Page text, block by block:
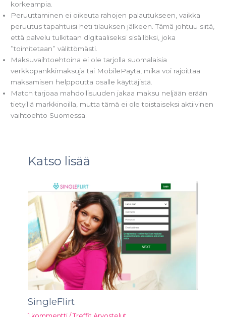
korkeampia.
Peruuttaminen ei oikeuta rahojen palautukseen, vaikka
peruutus tapahtuisi heti tilauksen jälkeen. Tämä johtuu siitä,
että palvelu tulkitaan digitaaliseksi sisällöksi, joka
”toimitetaan” välittömästi.
Maksuvaihtoehtoina ei ole tarjolla suomalaisia
verkkopankkimaksuja tai MobilePaytä, mikä voi rajoittaa
maksamisen helppoutta osalle käyttäjistä.
Match tarjoaa mahdollisuuden jakaa maksu neljään erään
tietyillä markkinoilla, mutta tämä ei ole toistaiseksi aktiivinen
vaihtoehto Suomessa.
Katso lisää
SingleFlirt